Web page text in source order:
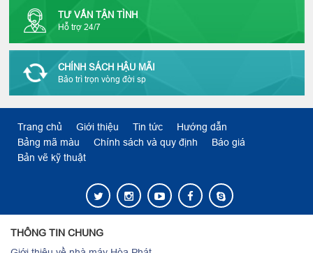
TƯ VẤN TẬN TÌNH
Hỗ trợ 24/7
CHÍNH SÁCH HẬU MÃI
Bảo trì trọn vòng đời sp
Trang chủ Giới thiệu Tin tức
Hướng dẫn
Bảng mã màu
Chính sách và quy định
Báo giá
Bản vẽ kỹ thuật
THÔNG TIN CHUNG